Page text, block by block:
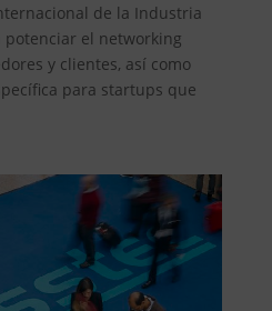
de la Industria
potenciar el networking
y clientes, así como
para startups que